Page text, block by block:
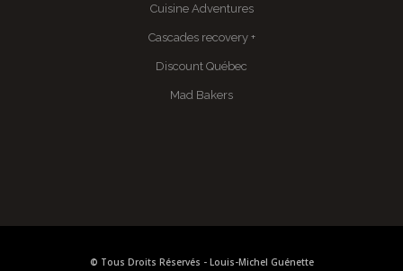
Cuisine Adventures
Cascades recovery +
Discount Québec
Mad Bakers
© Tous Droits Réservés - Louis-Michel Guénette